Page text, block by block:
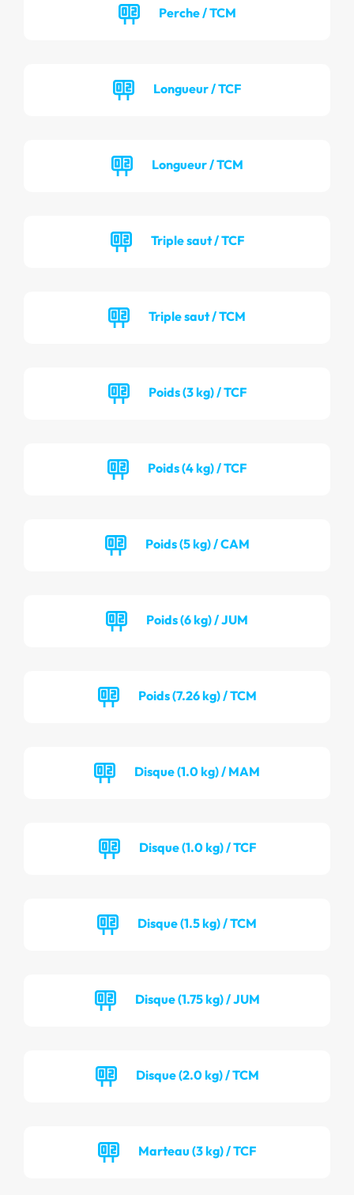
Perche / TCM
Longueur / TCF
Longueur / TCM
Triple saut / TCF
Triple saut / TCM
Poids (3 kg) / TCF
Poids (4 kg) / TCF
Poids (5 kg) / CAM
Poids (6 kg) / JUM
Poids (7.26 kg) / TCM
Disque (1.0 kg) / MAM
Disque (1.0 kg) / TCF
Disque (1.5 kg) / TCM
Disque (1.75 kg) / JUM
Disque (2.0 kg) / TCM
Marteau (3 kg) / TCF